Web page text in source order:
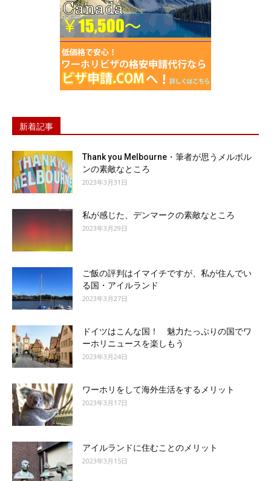
新着記事
Thank you Melbourne・筆者が思うメルボル
ンの素敵なところ
2023年3月31日
私が感じた、デンマークの素敵なところ
2023年3月29日
ご飯の評判はイマイチですが、私が住んでい
る国・アイルランド
2023年3月27日
ドイツはこんな国！ 魅力たっぷりの国でワ
ーホリニュースを楽しもう
2023年3月24日
ワーホリをして海外生活をするメリット
2023年3月17日
アイルランドに住むことのメリット
2023年3月15日